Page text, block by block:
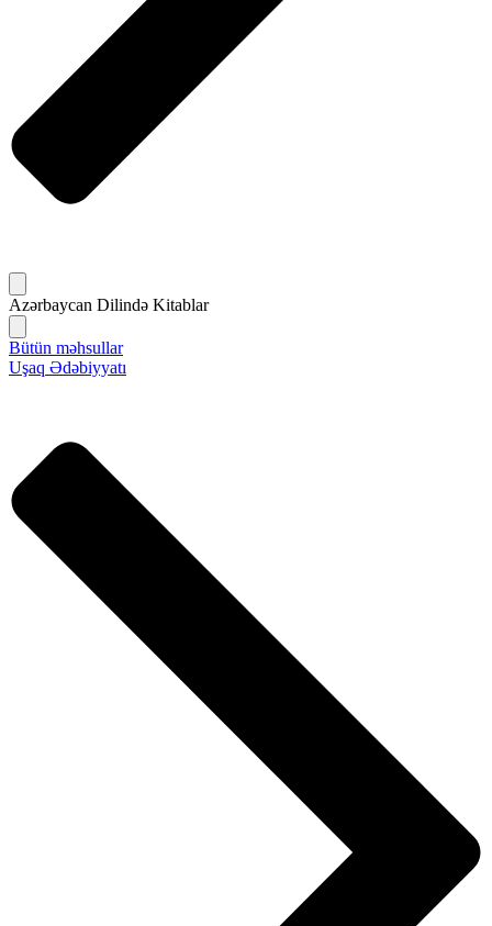
Azərbaycan Dilində Kitablar
Bütün məhsullar
Uşaq Ədəbiyyatı